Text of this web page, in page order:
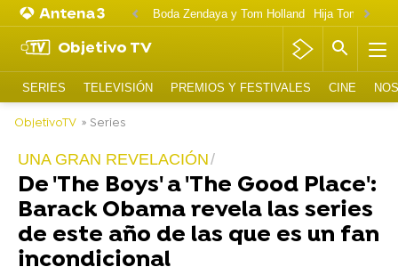
Boda Zendaya y Tom Holland Hija Tom
Objetivo TV
SERIES TELEVISIÓN PREMIOS Y FESTIVALES CINE
ObjetivoTV » Series
UNA GRAN REVELACIÓN
De 'The Boys' a 'The Good Place':
Barack Obama revela las series
de este año de las que es un fan
incondicional